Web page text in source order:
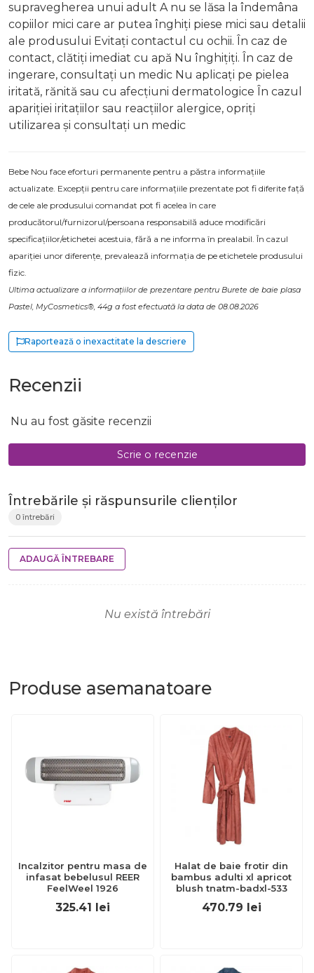
supravegherea unui adult A nu se lăsa la îndemâna
copiilor mici care ar putea înghiți piese mici sau detalii
ale produsului Evitați contactul cu ochii. În caz de
contact, clătiți imediat cu apă Nu înghițiți. În caz de
ingerare, consultați un medic Nu aplicați pe pielea
iritată, rănită sau cu afecțiuni dermatologice În cazul
apariției iritațiilor sau reacțiilor alergice, opriți
utilizarea și consultați un medic
Bebe Nou face eforturi permanente pentru a păstra informațiile
actualizate. Excepții pentru care informațiile prezentate pot fi diferite față
de cele ale produsului comandat pot fi acelea în care
producătorul/furnizorul/persoana responsabilă aduce modificări
specificațiilor/etichetei acestuia, fără a ne informa în prealabil. În cazul
apariției unor diferențe, prevalează informația de pe etichetele produsului
fizic.
Ultima actualizare a informațiilor de prezentare pentru Burete de baie plasa
Pastel, MyCosmetics®, 44g a fost efectuată la data de 08.08.2026
Raportează o inexactitate la descriere
Recenzii
Nu au fost găsite recenzii
Scrie o recenzie
Întrebările și răspunsurile clienților
0 întrebări
ADAUGĂ ÎNTREBARE
Nu există întrebări
Produse asemanatoare
Incalzitor pentru masa de
infasat bebelusul REER
FeelWeel 1926
325.41 lei
Halat de baie frotir din
bambus adulti xl apricot
blush tnatm-badxl-533
470.79 lei